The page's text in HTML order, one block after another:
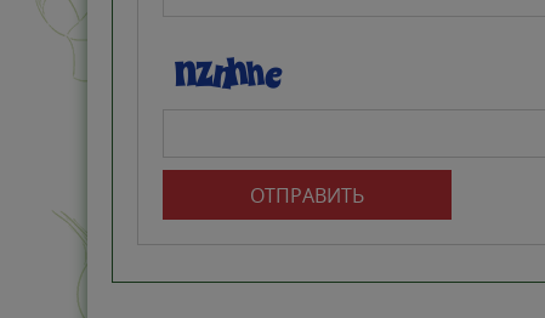
ОТПРАВИТЬ